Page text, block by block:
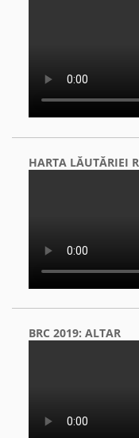
HARTA LĂUTĂRIEI
BRC 2019: ALTAR